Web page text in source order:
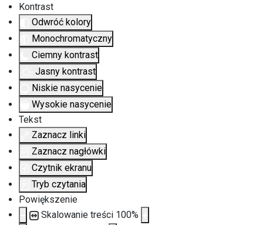
Kontrast
Odwróć kolory
Monochromatyczny
Ciemny kontrast
Jasny kontrast
Niskie nasycenie
Wysokie nasycenie
Tekst
Zaznacz linki
Zaznacz nagłówki
Czytnik ekranu
Tryb czytania
Powiększenie
Skalowanie treści 100%